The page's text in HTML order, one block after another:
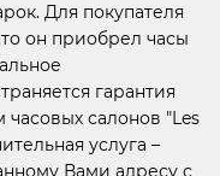
Для покупателя
он приобрел часы
гарантия
салонов "Les
услуга –